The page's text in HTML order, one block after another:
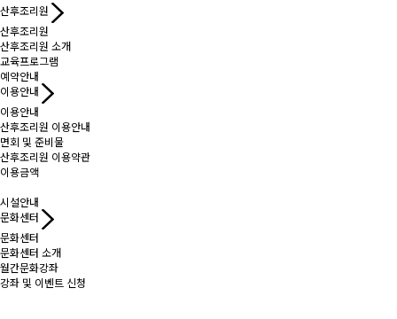
산후조리원
산후조리원
산후조리원 소개
교육프로그램
예약안내
이용안내
이용안내
산후조리원 이용안내
면회 및 준비물
산후조리원 이용약관
이용금액
시설안내
문화센터
문화센터
문화센터 소개
월간문화강좌
강좌 및 이벤트 신청